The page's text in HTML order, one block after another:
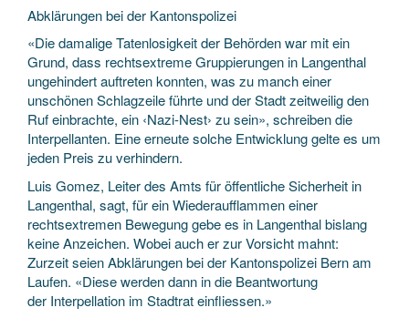
Abklärungen bei der Kantonspolizei
«Die damalige Tatenlosigkeit der Behörden war mit ein
Grund, dass rechtsextreme Gruppierungen in Langenthal
ungehindert auftreten konnten, was zu manch einer
unschönen Schlagzeile führte und der Stadt zeitweilig den
Ruf einbrachte, ein ‹Nazi-Nest› zu sein», schreiben die
Interpellanten. Eine erneute solche Entwicklung gelte es um
jeden Preis zu verhindern.
Luis Gomez, Leiter des Amts für öffentliche Sicherheit in
Langenthal, sagt, für ein Wiederaufflammen einer
rechtsextremen Bewegung gebe es in Langenthal bislang
keine Anzeichen. Wobei auch er zur Vorsicht mahnt:
Zurzeit seien Abklärungen bei der Kantonspolizei Bern am
Laufen. «Diese werden dann in die Beantwortung
der Interpellation im Stadtrat einfliessen.»